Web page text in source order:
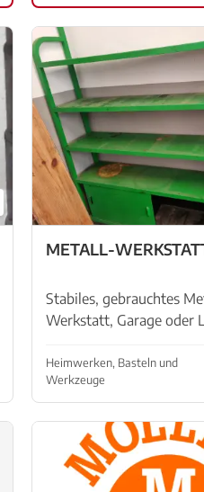
Wasserproblemen
Labor Testen Sie u...
METALL-
Stabiles, gebrauchtes
Werkstatt, Garage oder
Robuste
Unterer Bereich mit
Stauraum 🔧
Heimwerken, Basteln und
Werkzeuge